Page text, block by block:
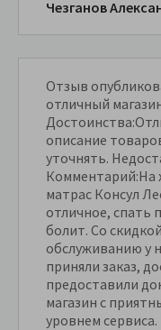
Чезганов
Отзыв
отличный
описание
уточнять.
Комментарий:На
матрас Консул
отличное, спать
болит. Со
обслуживанию у
приняли заказ,
предоставили
магазин с
уровнем сервиса.